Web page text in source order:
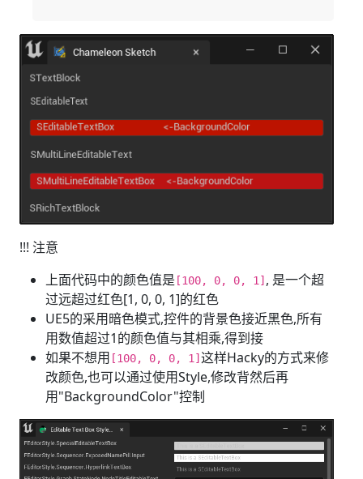
!!! 注意
上面代码中的颜色值是 [100, 0, 0, 1] , 是一个超
过远超过红色[1, 0, 0, 1]的红色
UE5的采用暗色模式,控件的背景色接近黑色,所有
用数值超过1的颜色值与其相乘,得到接
如果不想用 [100, 0, 0, 1] 这样Hacky的方式来修
改颜色,也可以通过使用Style,修改背然后再
用"BackgroundColor"控制